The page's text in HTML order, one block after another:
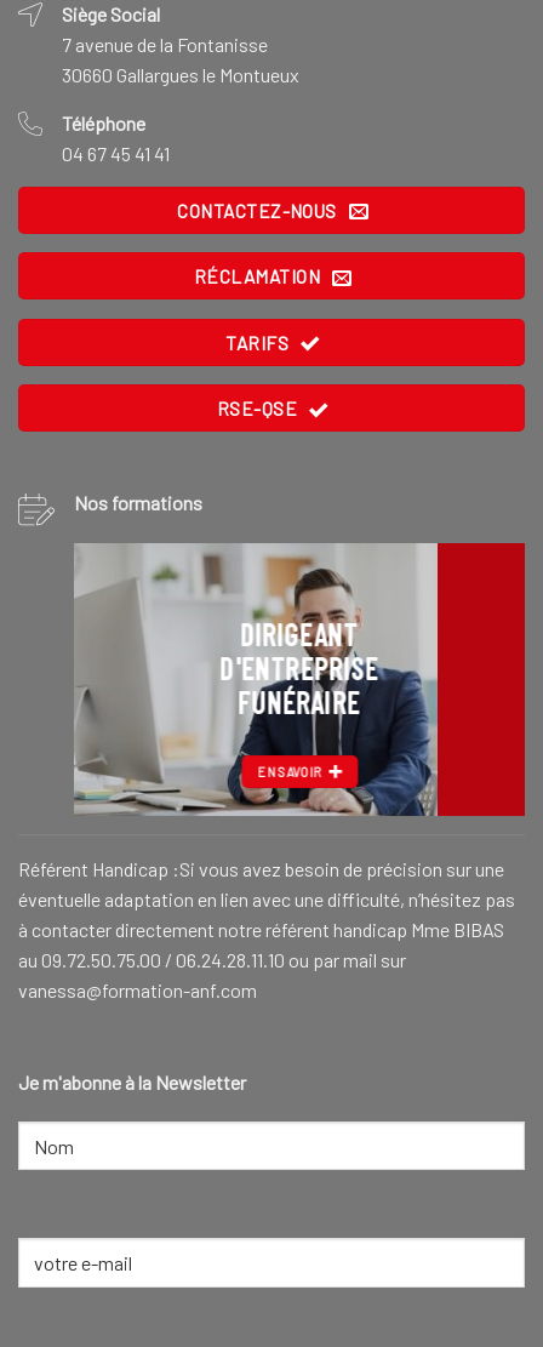
Siège Social
7 avenue de la Fontanisse
30660 Gallargues le Montueux
Téléphone
04 67 45 41 41
CONTACTEZ-NOUS
RÉCLAMATION
TARIFS
RSE-QSE
Nos formations
DIRIGEANT
D'ENTREPRISE
FUNÉRAIRE
EN SAVOIR
Référent Handicap :Si vous avez besoin de précision sur une
éventuelle adaptation en lien avec une difficulté, n’hésitez pas
à contacter directement notre référent handicap Mme BIBAS
au 09.72.50.75.00 / 06.24.28.11.10 ou par mail sur
vanessa@formation-anf.com
Je m'abonne à la Newsletter
NOM